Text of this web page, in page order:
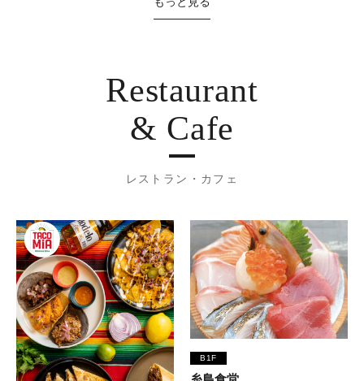
Restaurant
& Cafe
レストラン・カフェ
B1F